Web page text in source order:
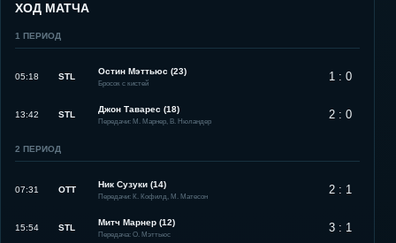
ХОД МАТЧА
1 ПЕРИОД
05:18 STL
Остин Мэттьюс (23)
Бросок с кистей 1 : 0
13:42 STL
Джон Таварес (18)
Передачи: М. Марнер, В. Нюландер 2 : 0
2 ПЕРИОД
07:31 OTT
Ник Сузуки (14)
Передачи: К. Кофилд, М. Матесон 2 : 1
15:54 STL
Митч Марнер (12)
Передача: О. Мэттьюс 3 : 1